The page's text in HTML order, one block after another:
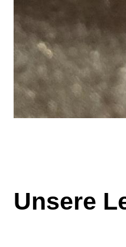
Unsere